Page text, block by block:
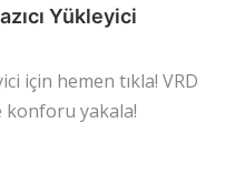
Yükleyici
oku
için hemen tıkla! VRD
konforu yakala!